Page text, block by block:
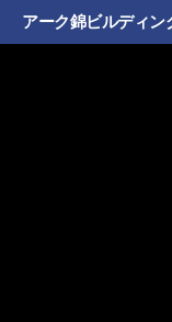
アーク錦ビルディ